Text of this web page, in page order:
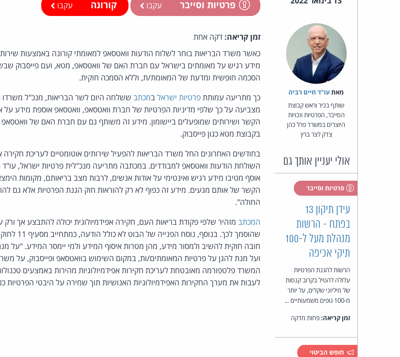
פרטיות וסייבר עקבו קורונה עקבו
מאת‏עו"ד חיים רביה
שותף בכיר וראש קבוצת
הסייבר, הפרטיות וזכויות
היוצרים במשרד פרל כהן
צדק לצר ברץ
אולי יעניין אותך גם
פרטיות וסייבר
עידן תיקון 13
בפתח - הרשות
מנהלת מעל ל-100
תיקי אכיפה
הרשות להגנת הפרטיות
עלולה להטיל בקרוב קנסות
של מיליוני שקלים, על יותר
מ-100 גופים משמעותיים ...
זמן קריאה:פחות מדקה
חופש הביטוי
זמן קריאה: דקה אחת
כאשר משרד הבריאות בוחר לשלוח הודעות וואטסאפ למאומתי קורונה באמצעות
מידע רגיש על מאומתים בישראל עם חברת האם של וואטסאפ, מטא, ועם פייסבוק
הסכמה חופשית ומדעת של המאומת/ת, וללא הסמכה חוקית.
כך מתריעה עמותתפרטיות ישראלבמכתבששלחה היום לשר הבריאות, מנכ"ל משרדו
מצביעה על כך שלפי מדיניות הפרטיות של חברת וואטסאפ, וואטסאפ אוספת מידע על
הקשר ושירותים שמופעלים ביישומון. מידע זה משותף גם עם חברת האם של
בקבוצת מטא כגון פייסבוק.
בחודשים האחרונים החל משרד הבריאות להפעיל שירותים אוטומטיים לעריכת חקירה
השולחת הודעות וואטסאפ למבודדים. במכתבה מתריעה מנכ"לית פרטיות ישראל, עו"ד
אוסף מטיבו מידע רגיש ואינטימי על אודות אנשים, לרבות מצב בריאותם, מקומות
הקשר של אותם מגעים. מידע זה כפוף לא רק להוראות חוק הגנת הפרטיות אלא גם
החולה".
המכתבמזהיר שלפי פקודת בריאות העם, חקירה אפידמיולוגית יכולה להתבצע אך ורק
שהוסמך לכך.
חובה חוקית להשיב ולמסור מידע, מהן מטרות איסוף המידע ולמי יימסר המידע. "על
ועל מנת להגן על פרטיות המאומתים/ות, במקום השימוש בוואטסאפ ופייסבוק, על
המשרד פלטפורמה מאובטחת לעריכת חקירות אפידמיולוגיות מהירות באמצעים
לעבות את מערך החקירות האפידמיולוגיות האנושיות תוך שמירה על היבטי הפרטיות